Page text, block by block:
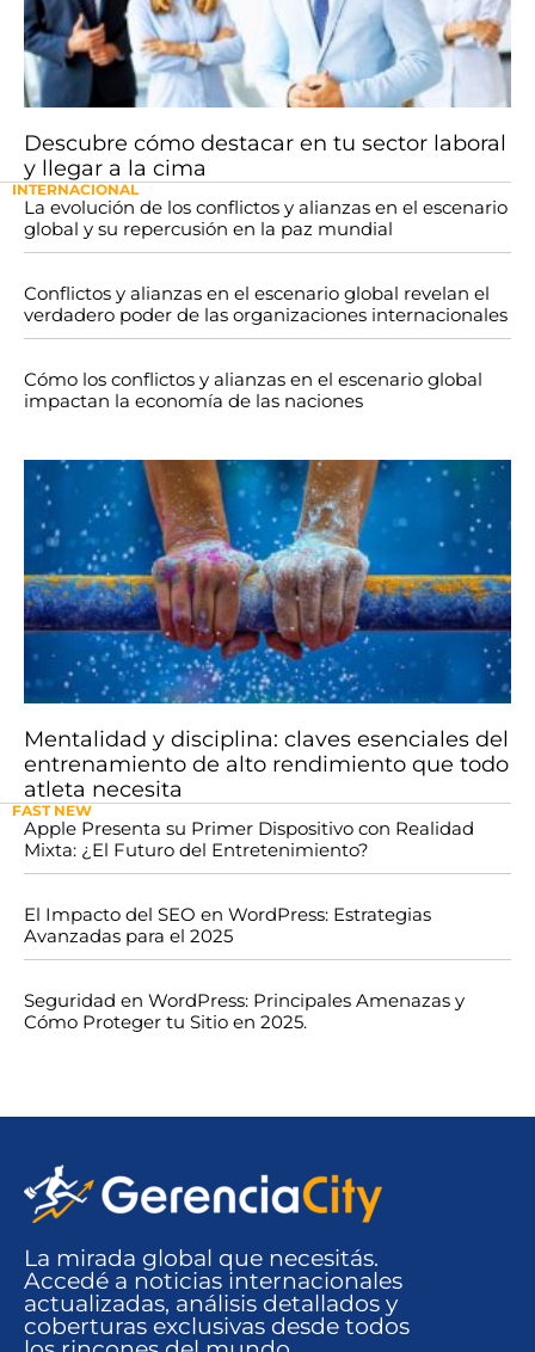
Descubre cómo destacar en tu sector laboral
y llegar a la cima
INTERNACIONAL
La evolución de los conflictos y alianzas en el escenario
global y su repercusión en la paz mundial
Conflictos y alianzas en el escenario global revelan el
verdadero poder de las organizaciones internacionales
Cómo los conflictos y alianzas en el escenario global
impactan la economía de las naciones
Mentalidad y disciplina: claves esenciales del
entrenamiento de alto rendimiento que todo
atleta necesita
FAST NEW
Apple Presenta su Primer Dispositivo con Realidad
Mixta: ¿El Futuro del Entretenimiento?
El Impacto del SEO en WordPress: Estrategias
Avanzadas para el 2025
Seguridad en WordPress: Principales Amenazas y
Cómo Proteger tu Sitio en 2025.
La mirada global que necesitás.
Accedé a noticias internacionales
actualizadas, análisis detallados y
coberturas exclusivas desde todos